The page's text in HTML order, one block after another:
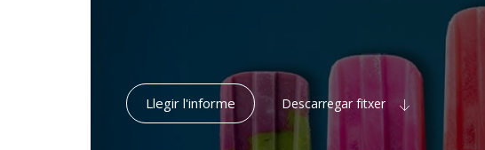
Llegir l'informe Descarregar fitxer